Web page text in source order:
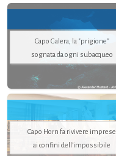
Capo Galera, la "prigione"
sognata da ogni subacqueo
Capo Horn fa rivivere imprese
ai confini dell’impossibile